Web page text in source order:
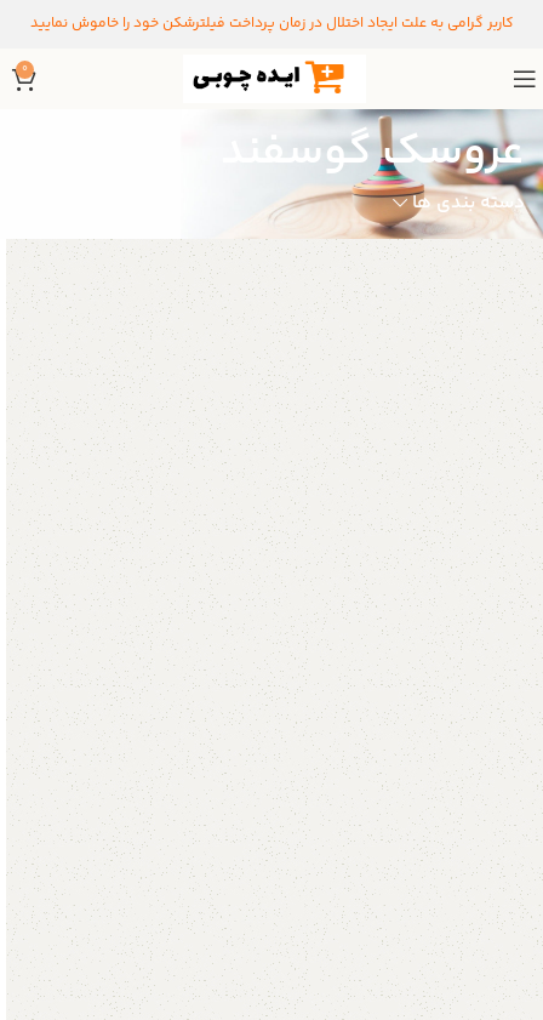
کاربر گرامی به علت ایجاد اختلال در زمان پرداخت فیلترشکن خود را خاموش نمایید
0
عروسک گوسفند
دسته بندی ها